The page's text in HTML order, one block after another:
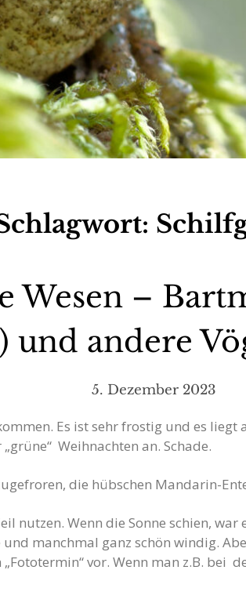
Wesen –
und andere
5. Dezember 2023
Es ist sehr frostig und es liegt
Weihnachten an. Schade.
die hübschen Mandarin-
nutzen. Wenn die Sonne schien,
manchmal ganz schön windig.
vor. Wenn man z.B. bei